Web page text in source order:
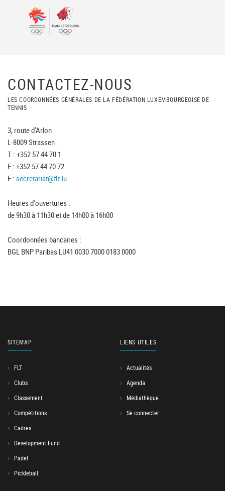
CONTACTEZ-NOUS
LES COORDONNÉES GÉNÉRALES DE LA FÉDÉRATION LUXEMBOURGEOISE DE
TENNIS
3, route d'Arlon
L-8009 Strassen
T : +352 57 44 70 1
F : +352 57 44 70 72
E : secretariat@flt.lu
Heures d'ouvertures :
de 9h30 à 11h30 et de 14h00 à 16h00
Coordonnées bancaires :
BGL BNP Paribas LU41 0030 7000 0183 0000
SITEMAP
FLT
Clubs
Classement
Compétitions
Cadres
Development Fund
Padel
Pickleball
LIENS UTILES
Actualités
Agenda
Médiathèque
Se connecter